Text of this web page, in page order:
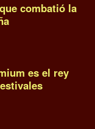
combatió la
es el rey